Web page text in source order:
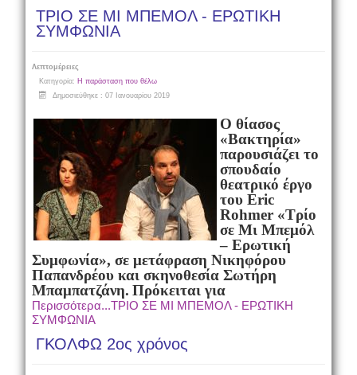
ΤΡΙΟ ΣΕ ΜΙ ΜΠΕΜΟΛ - ΕΡΩΤΙΚΗ
ΣΥΜΦΩΝΙΑ
Λεπτομέρειες
Κατηγορία: Η παράσταση που θέλω
Δημοσιεύθηκε : 07 Ιανουαρίου 2019
Ο θίασος
«Βακτηρία»
παρουσιάζει το
σπουδαίο
θεατρικό έργο
του Eric
Rohmer«Τρίο
σε Μι Μπεμόλ
– Ερωτική
Συμφωνία», σε μετάφραση Νικηφόρου
Παπανδρέου και σκηνοθεσία Σωτήρη
Μπαμπατζάνη. Πρόκειται για
Περισσότερα...ΤΡΙΟ ΣΕ ΜΙ ΜΠΕΜΟΛ - ΕΡΩΤΙΚΗ
ΣΥΜΦΩΝΙΑ
ΓΚΟΛΦΩ 2ος χρόνος